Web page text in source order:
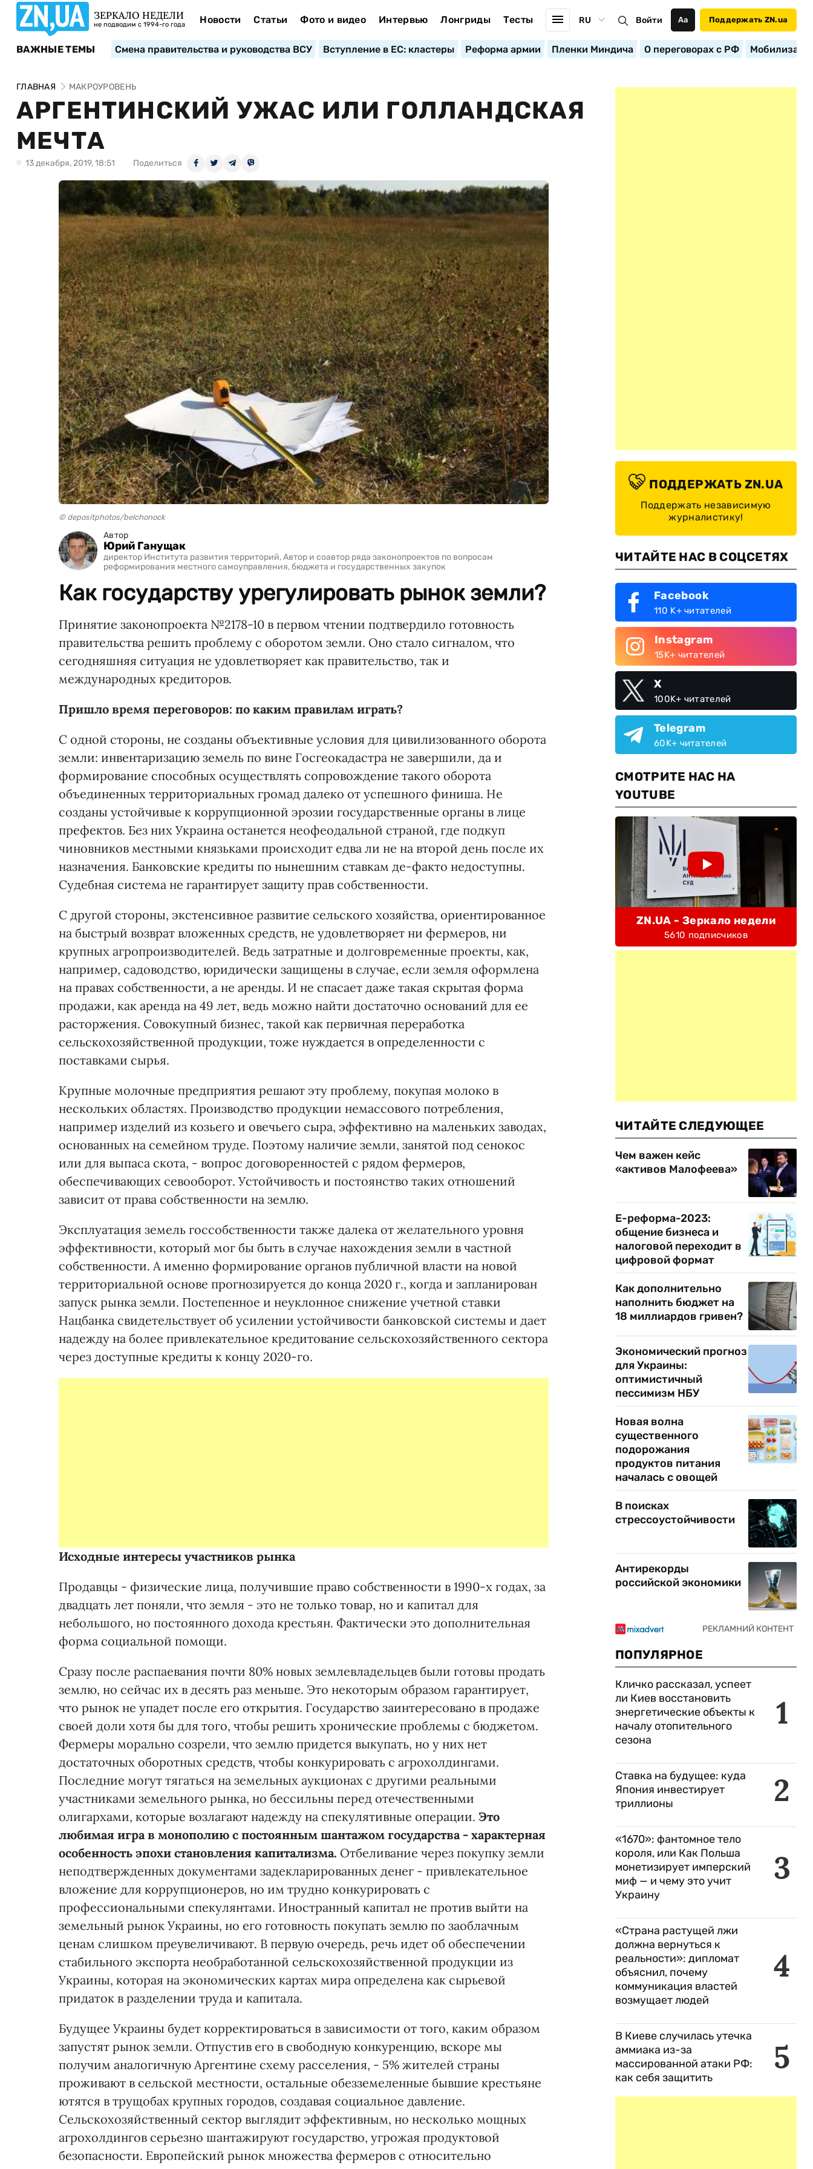
ЗЕРКАЛО НЕДЕЛИ
не подводим с 1994-го года Новости Статьи Фото и видео Интервью Лонгриды Тесты RU Войти Аа Поддержать ZN.ua
ВАЖНЫЕ ТЕМЫ Смена правительства и руководства ВСУ Вступление в ЕС: кластеры Реформа армии Пленки Миндича О переговорах с РФ
ГЛАВНАЯ МАКРОУРОВЕНЬ
АРГЕНТИНСКИЙ УЖАС ИЛИ ГОЛЛАНДСКАЯ
МЕЧТА
13 декабря, 2019, 18:51 Поделиться
© depositphotos/belchonock
Автор
Юрий Ганущак
директор Института развития территорий, Автор и соавтор ряда законопроектов по вопросам
реформирования местного самоуправления, бюджета и государственных закупок
Как государству урегулировать рынок земли?
Принятие законопроекта №2178-10 в первом чтении подтвердило готовность
правительства решить проблему с оборотом земли. Оно стало сигналом, что
сегодняшняя ситуация не удовлетворяет как правительство, так и
международных кредиторов.
Пришло время переговоров: по каким правилам играть?
С одной стороны, не созданы объективные условия для цивилизованного оборота
земли: инвентаризацию земель по вине Госгеокадастра не завершили, да и
формирование способных осуществлять сопровождение такого оборота
объединенных территориальных громад далеко от успешного финиша. Не
созданы устойчивые к коррупционной эрозии государственные органы в лице
префектов. Без них Украина останется неофеодальной страной, где подкуп
чиновников местными князьками происходит едва ли не на второй день после их
назначения. Банковские кредиты по нынешним ставкам де-факто недоступны.
Судебная система не гарантирует защиту прав собственности.
С другой стороны, экстенсивное развитие сельского хозяйства, ориентированное
на быстрый возврат вложенных средств, не удовлетворяет ни фермеров, ни
крупных агропроизводителей. Ведь затратные и долговременные проекты, как,
например, садоводство, юридически защищены в случае, если земля оформлена
на правах собственности, а не аренды. И не спасает даже такая скрытая форма
продажи, как аренда на 49 лет, ведь можно найти достаточно оснований для ее
расторжения. Совокупный бизнес, такой как первичная переработка
сельскохозяйственной продукции, тоже нуждается в определенности с
поставками сырья.
Крупные молочные предприятия решают эту проблему, покупая молоко в
нескольких областях. Производство продукции немассового потребления,
например изделий из козьего и овечьего сыра, эффективно на маленьких заводах,
основанных на семейном труде. Поэтому наличие земли, занятой под сенокос
или для выпаса скота, - вопрос договоренностей с рядом фермеров,
обеспечивающих севооборот. Устойчивость и постоянство таких отношений
зависит от права собственности на землю.
Эксплуатация земель госсобственности также далека от желательного уровня
эффективности, который мог бы быть в случае нахождения земли в частной
собственности. А именно формирование органов публичной власти на новой
территориальной основе прогнозируется до конца 2020 г., когда и запланирован
запуск рынка земли. Постепенное и неуклонное снижение учетной ставки
Нацбанка свидетельствует об усилении устойчивости банковской системы и дает
надежду на более привлекательное кредитование сельскохозяйственного сектора
через доступные кредиты к концу 2020-го.
Исходные интересы участников рынка
Продавцы - физические лица, получившие право собственности в 1990-х годах, за
двадцать лет поняли, что земля - это не только товар, но и капитал для
небольшого, но постоянного дохода крестьян. Фактически это дополнительная
форма социальной помощи.
Сразу после распаевания почти 80% новых землевладельцев были готовы продать
землю, но сейчас их в десять раз меньше. Это некоторым образом гарантирует,
что рынок не упадет после его открытия. Государство заинтересовано в продаже
своей доли хотя бы для того, чтобы решить хронические проблемы с бюджетом.
Фермеры морально созрели, что землю придется выкупать, но у них нет
достаточных оборотных средств, чтобы конкурировать с агрохолдингами.
Последние могут тягаться на земельных аукционах с другими реальными
участниками земельного рынка, но бессильны перед отечественными
олигархами, которые возлагают надежду на спекулятивные операции. Это
любимая игра в монополию с постоянным шантажом государства - характерная
особенность эпохи становления капитализма. Отбеливание через покупку земли
неподтвержденных документами задекларированных денег - привлекательное
вложение для коррупционеров, но им трудно конкурировать с
профессиональными спекулянтами. Иностранный капитал не против выйти на
земельный рынок Украины, но его готовность покупать землю по заоблачным
ценам слишком преувеличивают. В первую очередь, речь идет об обеспечении
стабильного экспорта необработанной сельскохозяйственной продукции из
Украины, которая на экономических картах мира определена как сырьевой
придаток в разделении труда и капитала.
Будущее Украины будет корректироваться в зависимости от того, каким образом
запустят рынок земли. Отпустив его в свободную конкуренцию, вскоре мы
получим аналогичную Аргентине схему расселения, - 5% жителей страны
проживают в сельской местности, остальные обезземеленные бывшие крестьяне
ютятся в трущобах крупных городов, создавая социальное давление.
Сельскохозяйственный сектор выглядит эффективным, но несколько мощных
агрохолдингов серьезно шантажируют государство, угрожая продуктовой
безопасности. Европейский рынок множества фермеров с относительно
ПОДДЕРЖАТЬ ZN.UA
Поддержать независимую
журналистику!
ЧИТАЙТЕ НАС В СОЦСЕТЯХ
Facebook
110 K+ читателей
Instagram
15K+ читателей
X
100K+ читателей
Telegram
60K+ читателей
СМОТРИТЕ НАС НА
YOUTUBE
ZN.UA - Зеркало недели
5610 подписчиков
ЧИТАЙТЕ СЛЕДУЮЩЕЕ
Чем важен кейс
«активов Малофеева»
Е-реформа-2023:
общение бизнеса и
налоговой переходит в
цифровой формат
Как дополнительно
наполнить бюджет на
18 миллиардов гривен?
Экономический прогноз
для Украины:
оптимистичный
пессимизм НБУ
Новая волна
существенного
подорожания
продуктов питания
началась с овощей
В поисках
стрессоустойчивости
Антирекорды
российской экономики
ПОПУЛЯРНОЕ
1
Кличко рассказал, успеет
ли Киев восстановить
энергетические объекты к
началу отопительного
сезона
2
Ставка на будущее: куда
Япония инвестирует
триллионы
3
«1670»: фантомное тело
короля, или Как Польша
монетизирует имперский
миф — и чему это учит
Украину
4
«Страна растущей лжи
должна вернуться к
реальности»: дипломат
объяснил, почему
коммуникация властей
возмущает людей
5
В Киеве случилась утечка
аммиака из-за
массированной атаки РФ:
как себя защитить